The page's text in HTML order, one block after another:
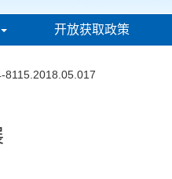
开放获取政策
8115.2018.05.017